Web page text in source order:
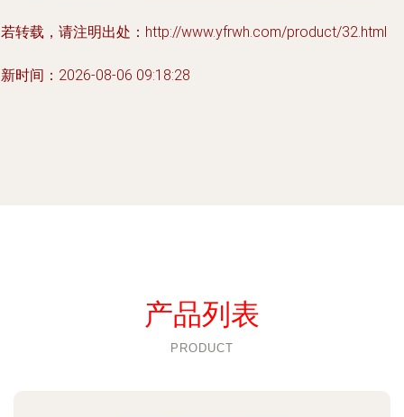
转载，请注明出处：http://www.yfrwh.com/product/32.html
时间：2026-08-06 09:18:28
产品列表
PRODUCT